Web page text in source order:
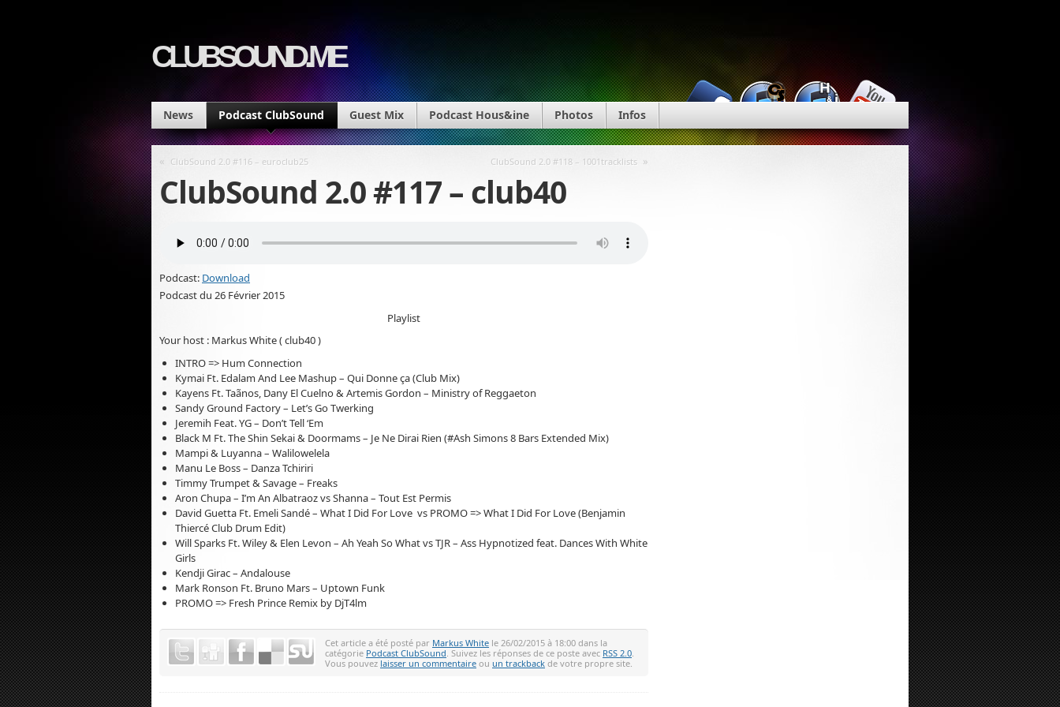
CLUBSOUND.ME
News Podcast ClubSound Guest Mix Podcast Hous&ine Photos Infos
« ClubSound 2.0 #116 – euroclub25 ClubSound 2.0 #118 – 1001tracklists »
ClubSound 2.0 #117 – club40
Podcast: Download
Podcast du 26 Février 2015
Playlist
Your host : Markus White ( club40 )
INTRO => Hum Connection
Kymai Ft. Edalam And Lee Mashup – Qui Donne ça (Club Mix)
Kayens Ft. Taãnos, Dany El Cuelno & Artemis Gordon – Ministry of Reggaeton
Sandy Ground Factory – Let’s Go Twerking
Jeremih Feat. YG – Don’t Tell ‘Em
Black M Ft. The Shin Sekai & Doormams – Je Ne Dirai Rien (#Ash Simons 8 Bars Extended Mix)
Mampi & Luyanna – Walilowelela
Manu Le Boss – Danza Tchiriri
Timmy Trumpet & Savage – Freaks
Aron Chupa – I’m An Albatraoz vs Shanna – Tout Est Permis
David Guetta Ft. Emeli Sandé – What I Did For Love vs PROMO => What I Did For Love (Benjamin
Thiercé Club Drum Edit)
Will Sparks Ft. Wiley & Elen Levon – Ah Yeah So What vs TJR – Ass Hypnotized feat. Dances With White
Girls
Kendji Girac – Andalouse
Mark Ronson Ft. Bruno Mars – Uptown Funk
PROMO => Fresh Prince Remix by DjT4lm
Cet article a été posté par Markus White le 26/02/2015 à 18:00 dans la
catégorie Podcast ClubSound. Suivez les réponses de ce poste avec RSS 2.0.
Vous pouvez laisser un commentaire ou un trackback de votre propre site.